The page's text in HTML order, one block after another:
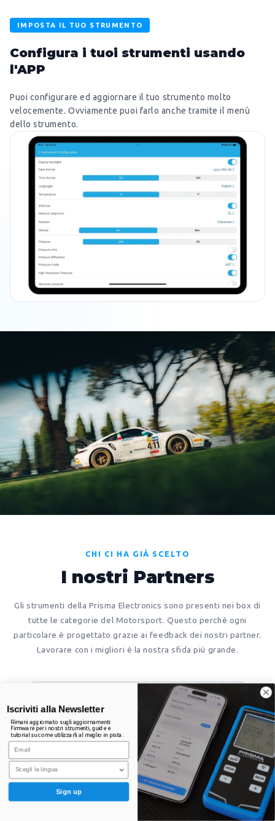
IMPOSTA IL TUO STRUMENTO
Configura i tuoi strumenti usando
l'APP
Puoi configurare ed aggiornare il tuo strumento molto
velocemente. Ovviamente puoi farlo anche tramite il menù
dello strumento.
CHI CI HA GIÀ SCELTO
I nostri Partners
Gli strumenti della Prisma Electronics sono presenti nei box di
tutte le categorie del Motorsport. Questo perchè ogni
particolare è progettato grazie ai feedback dei nostri partner.
Lavorare con i migliori è la nostra sfida più grande.
Iscriviti alla Newsletter
Rimani aggiornato sugli aggiornamenti
Firmware per i nostri strumenti, guide e
tutorial su come utilizzarli al meglio in pista.
Email
Lingua
Sign up